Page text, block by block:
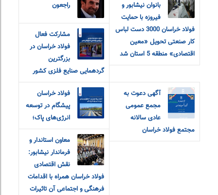
بانوان نیشابور و
فیروزه با حمایت
فولاد خراسان 3000 دست لباس
کار صنعتی تحویل «معین
اقتصادی» منطقه 5 استان شد
راجعون
مشارکت فعال
فولاد خراسان در
بزرگترین
گردهمایی صنایع فلزی کشور
آگهی دعوت به
مجمع عمومی
عادی سالانه
مجتمع فولاد خراسان
فولاد خراسان
پیشگام در توسعه
انرژی‌های پاک؛
معاون استاندار و
فرماندار نیشابور:
نقش اقتصادی
فولاد خراسان همراه با اقدامات
فرهنگی و اجتماعی آن تاثیرات